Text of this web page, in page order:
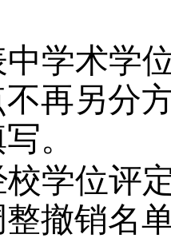
学术学
再另分
。
校学位评
整撤销名